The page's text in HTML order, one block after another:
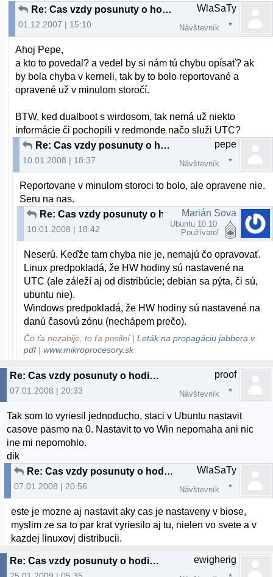
Re: Cas vzdy posunuty o hodinu, dual boot Ubuntu a XP
01.12.2007 | 15:10
WlaSaTy
Návštevník
Ahoj Pepe,
a kto to povedal? a vedel by si nám tú chybu opísať? ak
by bola chyba v kerneli, tak by to bolo reportované a
opravené už v minulom storočí.
BTW, ked dualboot s wirdosom, tak nemá už niekto
informácie či pochopili v redmonde načo služi UTC?
Re: Cas vzdy posunuty o hodinu, dual boot Ubuntu a XP
10.01.2008 | 18:37
pepe
Návštevník
Reportovane v minulom storoci to bolo, ale opravene nie.
Seru na nas.
10.01.2008 | 18:42
Marián Sova
Ubuntu 10.10
Používateľ
Neserú. Keďže tam chyba nie je, nemajú čo opravovať.
Linux predpokladá, že HW hodiny sú nastavené na
UTC (ale záleží aj od distribúcie; debian sa pýta, či sú,
ubuntu nie).
Windows predpokladá, že HW hodiny sú nastavené na
danú časovú zónu (nechápem prečo).
Čo ťa nezabije, to ťa posilní |Leták na propagáciu jabbera v
pdf|www.mikroprocesory.sk
Re: Cas vzdy posunuty o hodinu, dual boot Ubuntu a XP
07.01.2008 | 20:33
proof
Návštevník
Tak som to vyriesil jednoducho, staci v Ubuntu nastavit
casove pasmo na 0. Nastavit to vo Win nepomaha ani nic
ine mi nepomohlo.
dik
Re: Cas vzdy posunuty o hodinu, dual boot Ubuntu a XP
07.01.2008 | 20:56
WlaSaTy
Návštevník
este je mozne aj nastavit aky cas je nastaveny v biose,
myslim ze sa to par krat vyriesilo aj tu, nielen vo svete a v
kazdej linuxovj distribucii.
Re: Cas vzdy posunuty o hodinu, dual boot Ubuntu a XP ewigherig